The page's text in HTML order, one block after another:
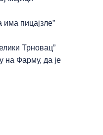
пицајзле”
Трновац”
на Фарму, да је